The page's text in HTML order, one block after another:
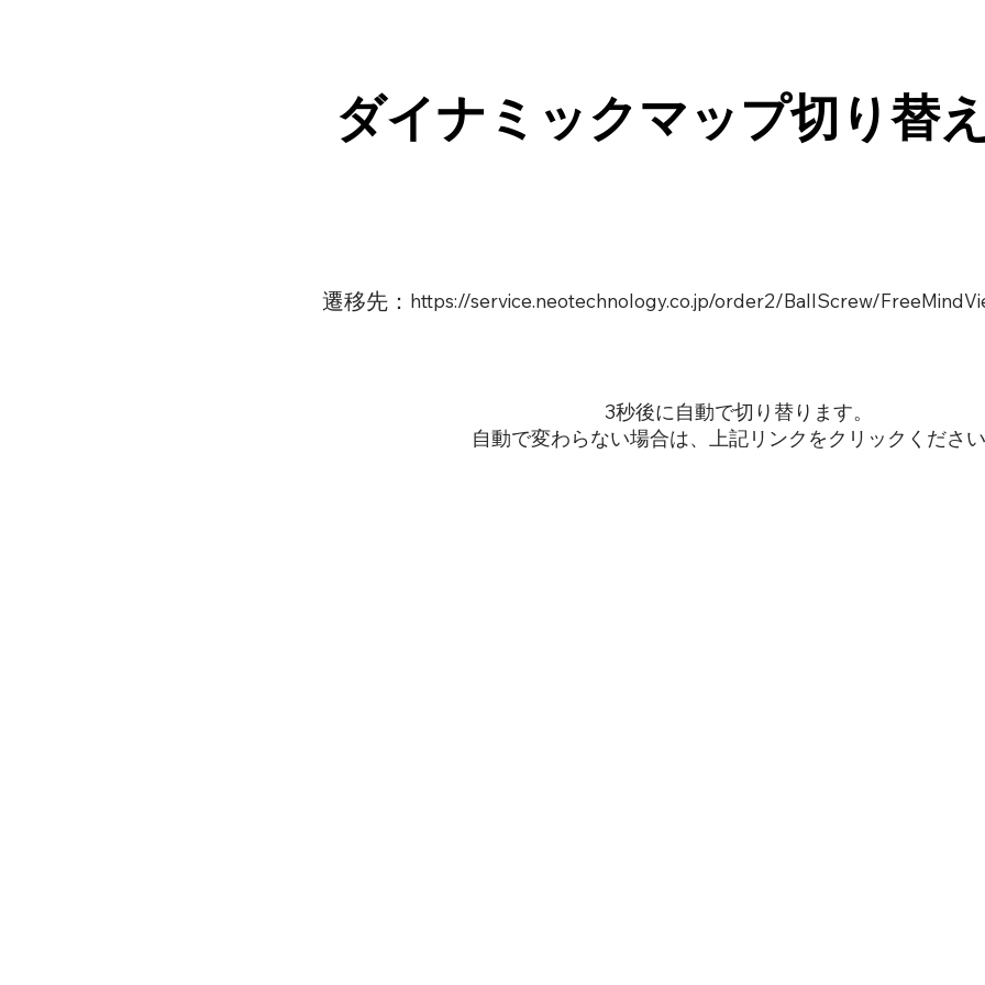
ダイナミックマップ切り替
遷移先： https://service.neotechnology.co.jp/order2/BallScrew/
3秒後に自動で切り替ります。
自動で変わらない場合は、上記リンクをクリックください